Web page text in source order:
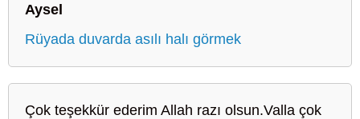
Aysel
Rüyada duvarda asılı halı görmek
Çok teşekkür ederim Allah razı olsun.Valla çok